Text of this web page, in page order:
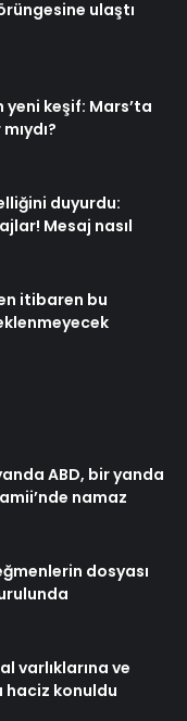
ulaştı
yeni keşif: Mars’ta
duyurdu:
Mesaj nasıl
itibaren bu
ABD, bir yanda
namaz
dosyası
varlıklarına ve
haciz konuldu